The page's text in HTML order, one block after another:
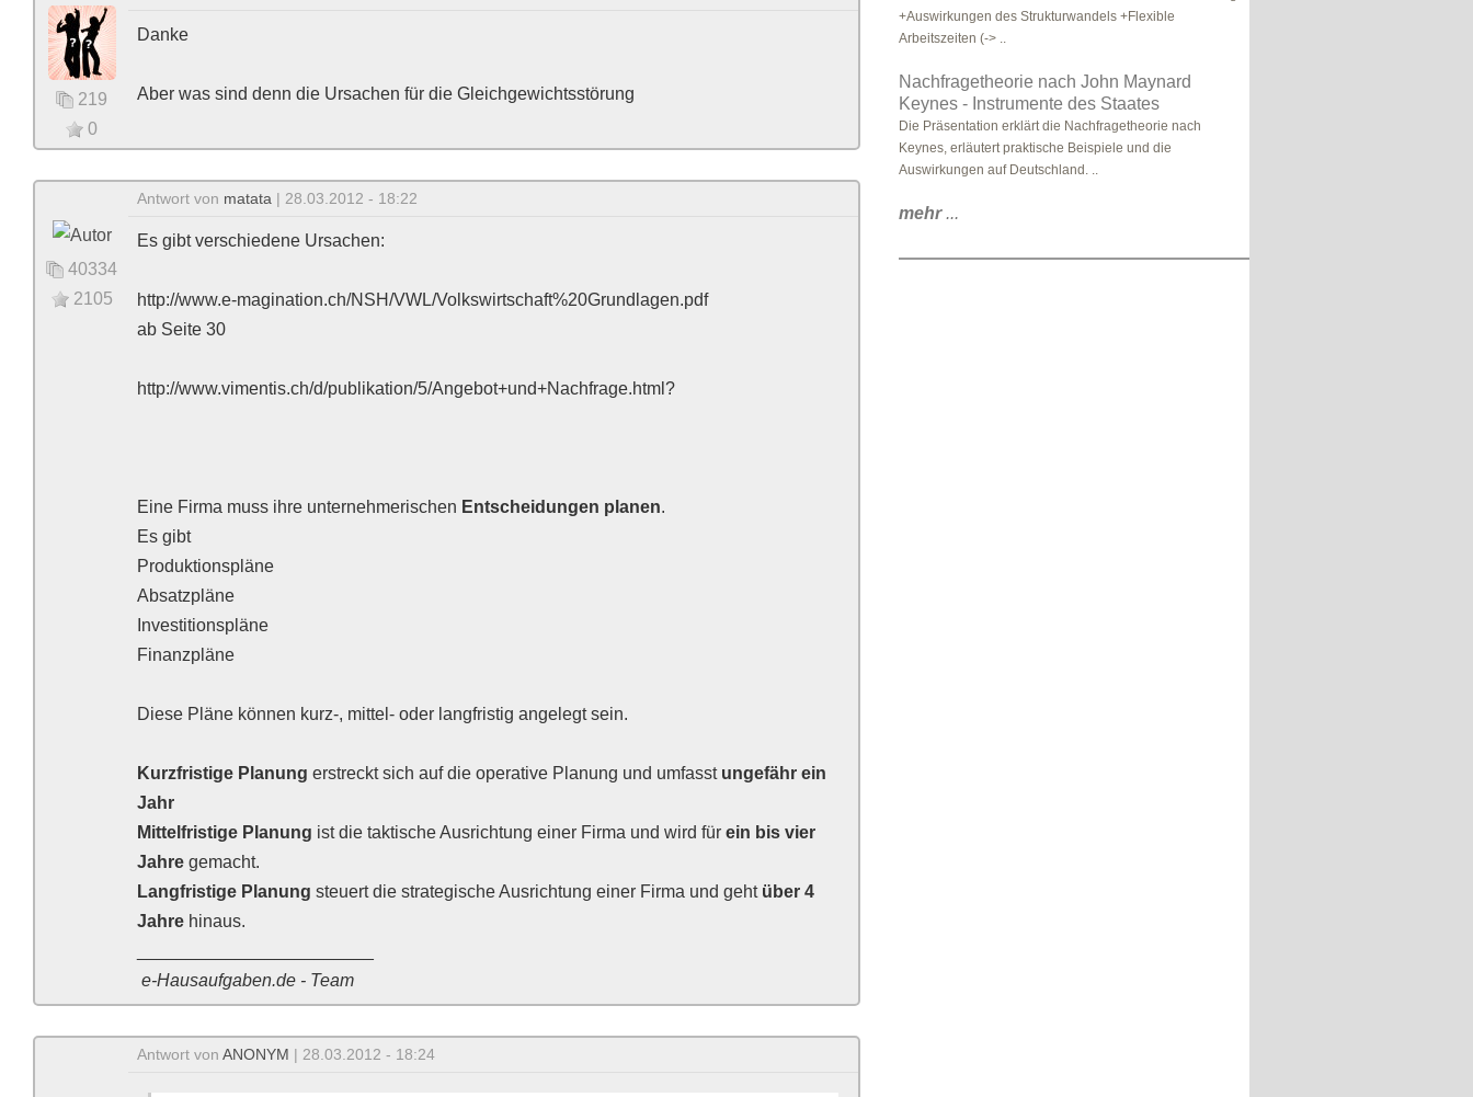
219
0
Danke
Aber was sind denn die Ursachen für die Gleichgewichtsstörung
40334
2105
Antwort von matata | 28.03.2012 - 18:22
Es gibt verschiedene Ursachen:
http://www.e-magination.ch/NSH/VWL/Volkswirtschaft%20Grundlagen.pdf
ab Seite 30
http://www.vimentis.ch/d/publikation/5/Angebot+und+Nachfrage.html?
Eine Firma muss ihre unternehmerischen Entscheidungen planen.
Es gibt
Produktionspläne
Absatzpläne
Investitionspläne
Finanzpläne
Diese Pläne können kurz-, mittel- oder langfristig angelegt sein.
Kurzfristige Planung erstreckt sich auf die operative Planung und umfasst ungefähr ein
Jahr
Mittelfristige Planung ist die taktische Ausrichtung einer Firma und wird für ein bis vier
Jahre gemacht.
Langfristige Planung steuert die strategische Ausrichtung einer Firma und geht über 4
Jahre hinaus.
e-Hausaufgaben.de - Team
Antwort von ANONYM | 28.03.2012 - 18:24
+Auswirkungen des Strukturwandels +Flexible
Arbeitszeiten (-> ..
Nachfragetheorie nach John Maynard
Keynes - Instrumente des Staates
Die Präsentation erklärt die Nachfragetheorie nach
Keynes, erläutert praktische Beispiele und die
Auswirkungen auf Deutschland. ..
mehr...